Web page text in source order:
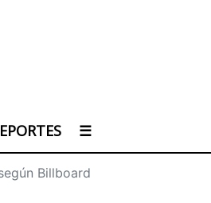
☰
Billboard